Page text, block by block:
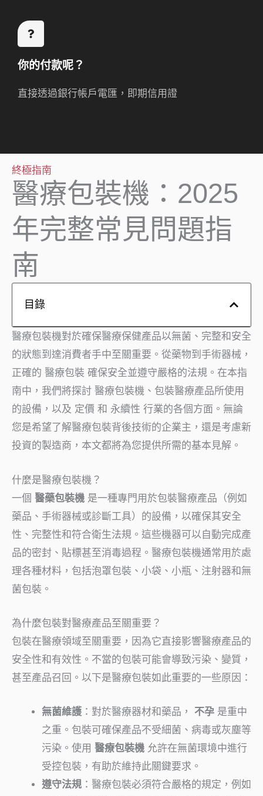
你的付款呢？
直接透過銀行帳戶電匯，即期信用證
終極指南
醫療包裝機：2025
年完整常見問題指
南
目錄
醫療包裝機對於確保醫療保健產品以無菌、完整和安全
的狀態到達消費者手中至關重要。從藥物到手術器械，
正確的 醫療包裝 確保安全並遵守嚴格的法規。在本指
南中，我們將探討 醫療包裝機 、包裝醫療產品所使用
的設備，以及 定價 和 永續性 行業的各個方面。無論
您是希望了解醫療包裝背後技術的企業主，還是考慮新
投資的製造商，本文都將為您提供所需的基本見解。
什麼是醫療包裝機？
一個 醫藥包裝機 是一種專門用於包裝醫療產品（例如
藥品、手術器械或診斷工具）的設備，以確保其安全
性、完整性和符合衛生法規。這些機器可以自動完成產
品的密封、貼標甚至消毒過程。醫療包裝機通常用於處
理各種材料，包括泡罩包裝、小袋、小瓶、注射器和無
菌包裝。
為什麼包裝對醫療產品至關重要？
包裝在醫療領域至關重要，因為它直接影響醫療產品的
安全性和有效性。不當的包裝可能會導致污染、變質，
甚至產品召回。以下是醫療包裝如此重要的一些原因：
無菌維護 ：對於醫療器材和藥品， 不孕 是重中
之重。包裝可確保產品不受細菌、病毒或灰塵等
污染。使用 醫療包裝機 允許在無菌環境中進行
受控包裝，有助於維持此關鍵要求。
遵守法規 ：醫療包裝必須符合嚴格的規定，例如